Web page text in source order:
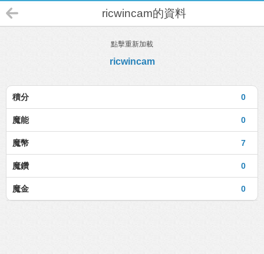
ricwincam的資料
點擊重新加載
ricwincam
0
積分
0
魔能
7
魔幣
0
魔鑽
0
魔金